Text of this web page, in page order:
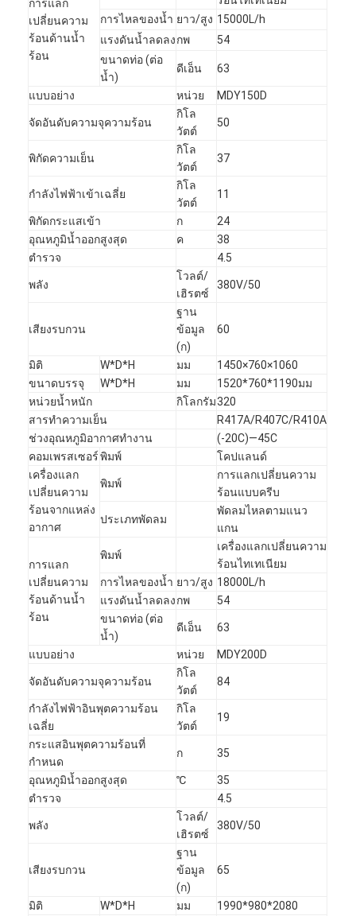
การแลก
เปลี่ยนความ
ร้อนด้านน้ำ
ร้อน
การไหลของน้ำ ยาว/สูง 15000L/h
แรงดันน้ำลดลงกพ
54
ขนาดท่อ (ต่อ
น้ำ)
ดีเอ็น 63
แบบอย่าง หน่วย MDY150D
จัดอันดับความจุความร้อน
กิโล
วัตต์
50
พิกัดความเย็น
กิโล
วัตต์
37
กำลังไฟฟ้าเข้าเฉลี่ย
กิโล
วัตต์
11
พิกัดกระแสเข้า ก
24
อุณหภูมิน้ำออกสูงสุด
ค
38
ตำรวจ
4.5
พลัง
โวลต์/
เฮิรตซ์
380V/50
เสียงรบกวน
ฐาน
ข้อมูล
(ก)
60
มิติ W*D*H มม
1450×760×1060
ขนาดบรรจุ
W*D*H มม
1520*760*1190มม
หน่วยน้ำหนัก
กิโลกรัม320
สารทำความเย็น
R417A/R407C/R410A
ช่วงอุณหภูมิอากาศทำงาน
(-20C)—45C
คอมเพรสเซอร์ พิมพ์
โคปแลนด์
เครื่องแลก
เปลี่ยนความ
ร้อนจากแหล่ง
อากาศ
พิมพ์
การแลกเปลี่ยนความ
ร้อนแบบครีบ
ประเภทพัดลม
พัดลมไหลตามแนว
แกน
การแลก
เปลี่ยนความ
ร้อนด้านน้ำ
ร้อน
พิมพ์
เครื่องแลกเปลี่ยนความ
ร้อนไทเทเนียม
การไหลของน้ำ ยาว/สูง 18000L/h
แรงดันน้ำลดลงกพ
54
ขนาดท่อ (ต่อ
น้ำ)
ดีเอ็น 63
แบบอย่าง หน่วย MDY200D
จัดอันดับความจุความร้อน
กิโล
วัตต์
84
กำลังไฟฟ้าอินพุตความร้อน
เฉลี่ย
กิโล
วัตต์
19
กระแสอินพุตความร้อนที่
กำหนด
ก 35
อุณหภูมิน้ำออกสูงสุด ℃
35
ตำรวจ
4.5
พลัง
โวลต์/
เฮิรตซ์
380V/50
เสียงรบกวน
ฐาน
ข้อมูล
(ก)
65
มิติ W*D*H มม
1990*980*2080